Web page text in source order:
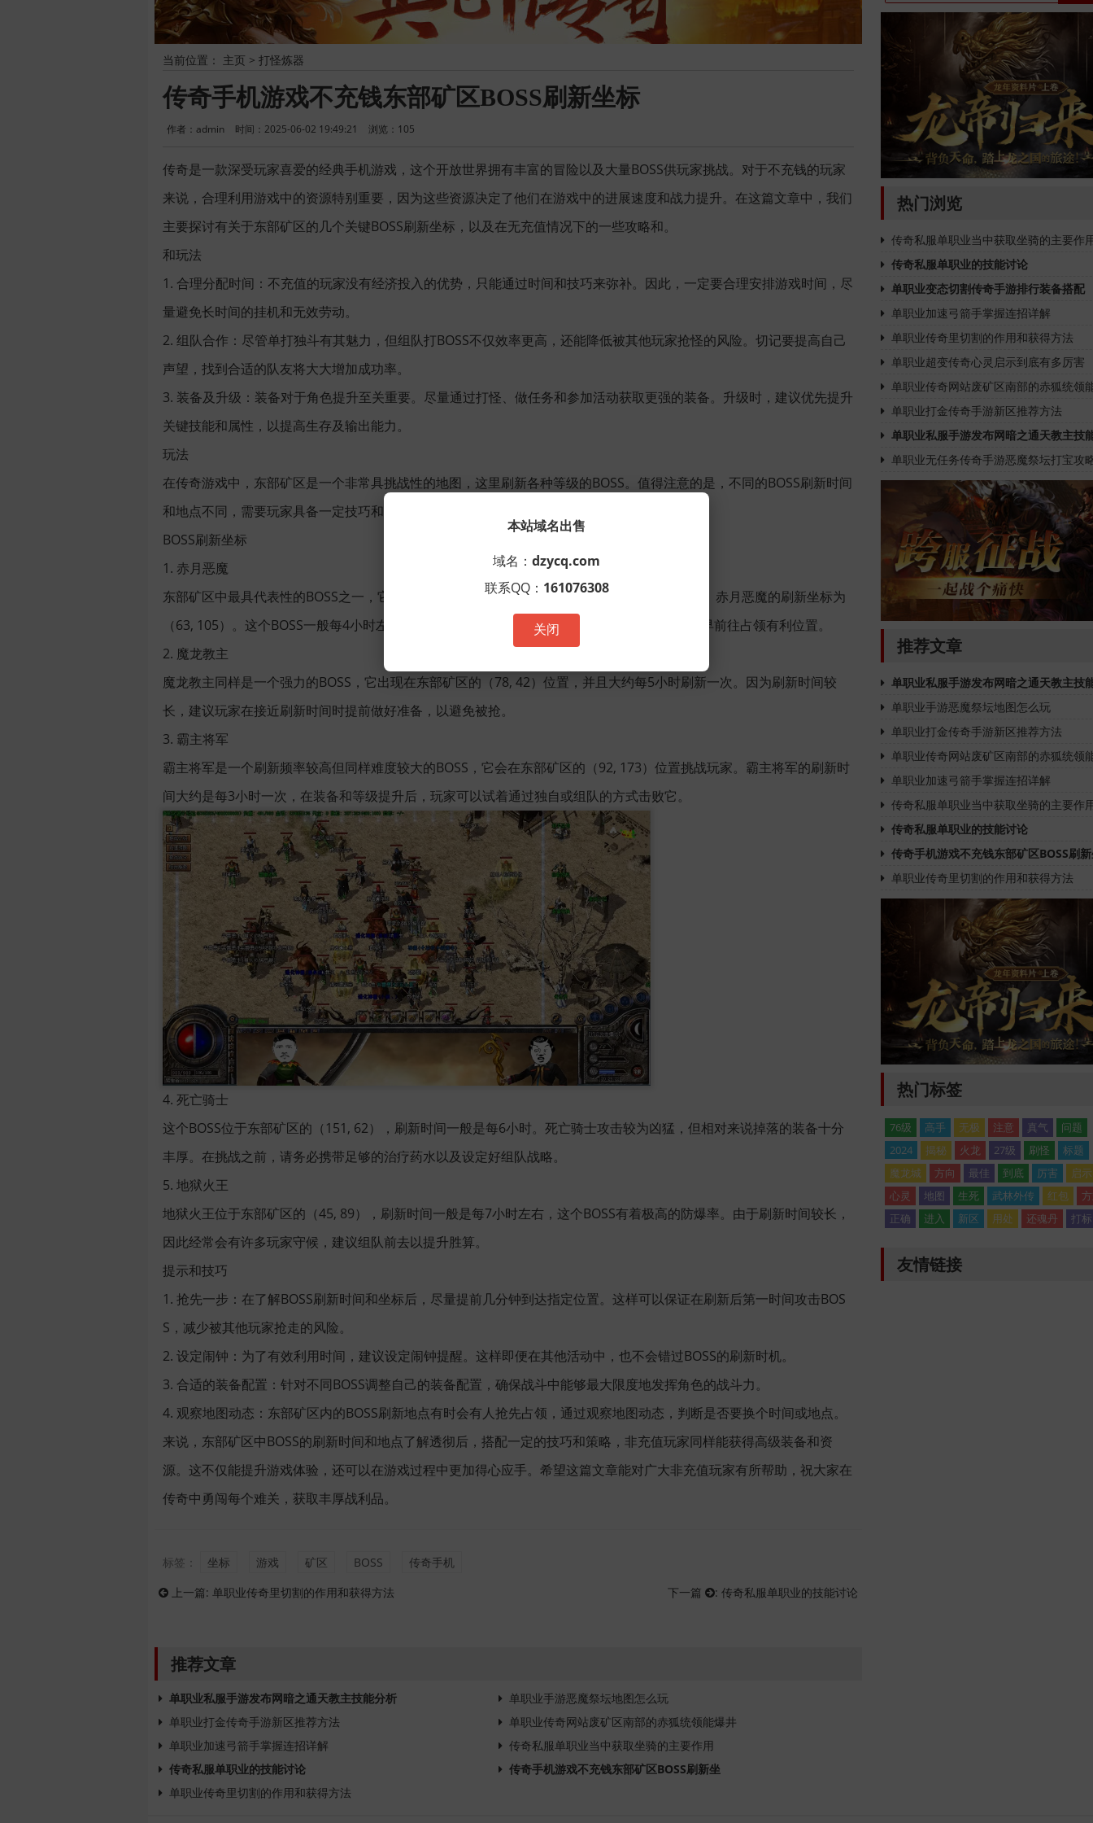
当前位置： 主页 > 打怪炼器
传奇手机游戏不充钱东部矿区BOSS刷新坐标
作者：admin 时间：2025-06-02 19:49:21 浏览： 105
传奇是一款深受玩家喜爱的经典手机游戏，这个开放世界拥有丰富的冒险以及大量BOSS供玩家挑战。对于不充钱的玩家
来说，合理利用游戏中的资源特别重要，因为这些资源决定了他们在游戏中的进展速度和战力提升。在这篇文章中，我们
主要探讨有关于东部矿区的几个关键BOSS刷新坐标，以及在无充值情况下的一些攻略和。
和玩法
1. 合理分配时间：不充值的玩家没有经济投入的优势，只能通过时间和技巧来弥补。因此，一定要合理安排游戏时间，尽
量避免长时间的挂机和无效劳动。
2. 组队合作：尽管单打独斗有其魅力，但组队打BOSS不仅效率更高，还能降低被其他玩家抢怪的风险。切记要提高自己
声望，找到合适的队友将大大增加成功率。
3. 装备及升级：装备对于角色提升至关重要。尽量通过打怪、做任务和参加活动获取更强的装备。升级时，建议优先提升
关键技能和属性，以提高生存及输出能力。
玩法
在传奇游戏中，东部矿区是一个非常具挑战性的地图，这里刷新各种等级的BOSS。值得注意的是，不同的BOSS刷新时间
和地点不同，需要玩家具备一定技巧和耐心逐一攻克。以下是一些具体的BOSS及其刷新坐标。
BOSS刷新坐标
1. 赤月恶魔
东部矿区中最具代表性的BOSS之一，它拥有极高的防御和攻击力，击败它有机会获取稀有装备。赤月恶魔的刷新坐标为
（63, 105）。这个BOSS一般每4小时左右刷新一次，因此一定要密切关注它的刷新时间，并尽早前往占领有利位置。
2. 魔龙教主
魔龙教主同样是一个强力的BOSS，它出现在东部矿区的（78, 42）位置，并且大约每5小时刷新一次。因为刷新时间较
长，建议玩家在接近刷新时间时提前做好准备，以避免被抢。
3. 霸主将军
霸主将军是一个刷新频率较高但同样难度较大的BOSS，它会在东部矿区的（92, 173）位置挑战玩家。霸主将军的刷新时
间大约是每3小时一次，在装备和等级提升后，玩家可以试着通过独自或组队的方式击败它。
4. 死亡骑士
这个BOSS位于东部矿区的（151, 62），刷新时间一般是每6小时。死亡骑士攻击较为凶猛，但相对来说掉落的装备十分
丰厚。在挑战之前，请务必携带足够的治疗药水以及设定好组队战略。
5. 地狱火王
地狱火王位于东部矿区的（45, 89），刷新时间一般是每7小时左右，这个BOSS有着极高的防爆率。由于刷新时间较长，
因此经常会有许多玩家守候，建议组队前去以提升胜算。
提示和技巧
1. 抢先一步：在了解BOSS刷新时间和坐标后，尽量提前几分钟到达指定位置。这样可以保证在刷新后第一时间攻击BOS
S，减少被其他玩家抢走的风险。
2. 设定闹钟：为了有效利用时间，建议设定闹钟提醒。这样即便在其他活动中，也不会错过BOSS的刷新时机。
3. 合适的装备配置：针对不同BOSS调整自己的装备配置，确保战斗中能够最大限度地发挥角色的战斗力。
4. 观察地图动态：东部矿区内的BOSS刷新地点有时会有人抢先占领，通过观察地图动态，判断是否要换个时间或地点。
来说，东部矿区中BOSS的刷新时间和地点了解透彻后，搭配一定的技巧和策略，非充值玩家同样能获得高级装备和资
源。这不仅能提升游戏体验，还可以在游戏过程中更加得心应手。希望这篇文章能对广大非充值玩家有所帮助，祝大家在
传奇中勇闯每个难关，获取丰厚战利品。
标签： 坐标 游戏 矿区 BOSS
传奇手机
上一篇: 单职业传奇里切割的作用和获得方法 下一篇 : 传奇私服单职业的技能讨论
推荐文章
单职业私服手游发布网暗之通天教主技能分析
单职业手游恶魔祭坛地图怎么玩
单职业打金传奇手游新区推荐方法
单职业传奇网站废矿区南部的赤狐统领能爆井
单职业加速弓箭手掌握连招详解
传奇私服单职业当中获取坐骑的主要作用
传奇私服单职业的技能讨论
传奇手机游戏不充钱东部矿区BOSS刷新坐
单职业传奇里切割的作用和获得方法
热门浏览
传奇私服单职业当中获取坐骑的主要作
传奇私服单职业的技能讨论
单职业变态切割传奇手游排行装备搭配
单职业加速弓箭手掌握连招详解
单职业传奇里切割的作用和获得方法
单职业超变传奇心灵启示到底有多厉害
单职业传奇网站废矿区南部的赤狐统领
单职业打金传奇手游新区推荐方法
单职业私服手游发布网暗之通天教主技
单职业无任务传奇手游恶魔祭坛打宝攻
推荐文章
单职业私服手游发布网暗之通天教主技
单职业手游恶魔祭坛地图怎么玩
单职业打金传奇手游新区推荐方法
单职业传奇网站废矿区南部的赤狐统领
单职业加速弓箭手掌握连招详解
传奇私服单职业当中获取坐骑的主要作
传奇私服单职业的技能讨论
传奇手机游戏不充钱东部矿区BOSS刷
单职业传奇里切割的作用和获得方法
热门标签
76级 高手 无极 注意 真气
问题
2024
揭秘 火龙 27级 刷怪
标题
魔龙城
方向 最佳 到底 厉害
启示
心灵
地图 生死 武林外传 红包
正确
进入 新区 用处 还魂丹 打标
友情链接
本站域名出售
域名： dzycq.com
联系QQ： 161076308
关闭